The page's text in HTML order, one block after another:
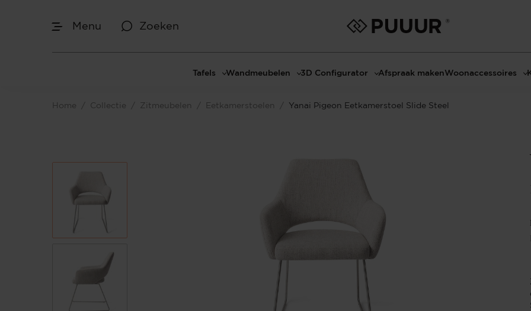
Menu Zoeken
Tafels Wandmeubelen
Make-up tafels
3D Configurator Afspraak makenWoonaccessoires
Home / Collectie / Zitmeubelen / Eetkamerstoelen / Yanai Pigeon Eetkamerstoel Slide Steel